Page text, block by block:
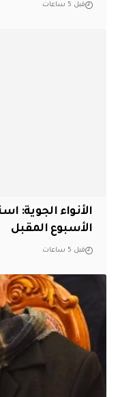
قبل 5 ساعات
الأنواء الجوية:
الأسبوع المقبل
قبل 5 ساعات